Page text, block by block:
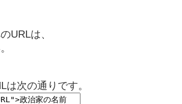
URLは、
次の通りです。